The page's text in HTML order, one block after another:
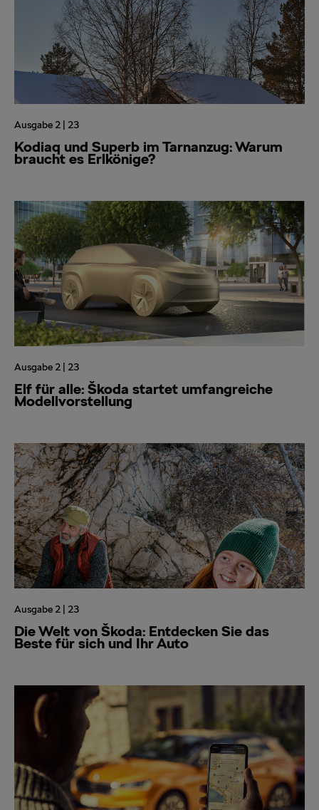
Ausgabe 2 | 23
Kodiaq und Superb im Tarnanzug: Warum
braucht es Erlkönige?
Ausgabe 2 | 23
Elf für alle: Škoda startet umfangreiche
Modellvorstellung
Ausgabe 2 | 23
Die Welt von Škoda: Entdecken Sie das
Beste für sich und Ihr Auto